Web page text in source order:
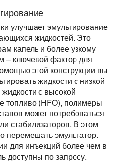
улучшает эмульгирование
жидкостей. Это
капель и более узкому
– ключевой фактор для
этой конструкции вы
жидкости с низкой
с высокой
топливо (HFO), полимеры
может потребоваться
стабилизаторов. В этом
перемешать эмульгатор.
для инъекций более чем в
доступны по запросу.